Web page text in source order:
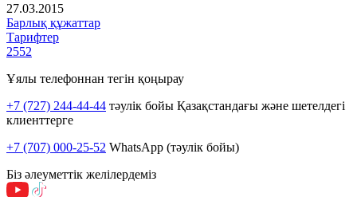
27.03.2015
Барлық құжаттар
Тарифтер
2552
Ұялы телефоннан тегін қоңырау
+7 (727) 244-44-44 тәулік бойы Қазақстандағы және шетелдегі
клиенттерге
+7 (707) 000-25-52 WhatsApp (тәулік бойы)
Біз әлеуметтік желілердеміз